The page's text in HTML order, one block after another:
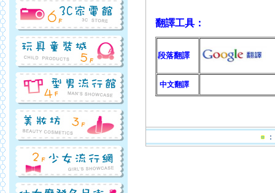
翻譯工具：
段落翻譯
中文翻譯